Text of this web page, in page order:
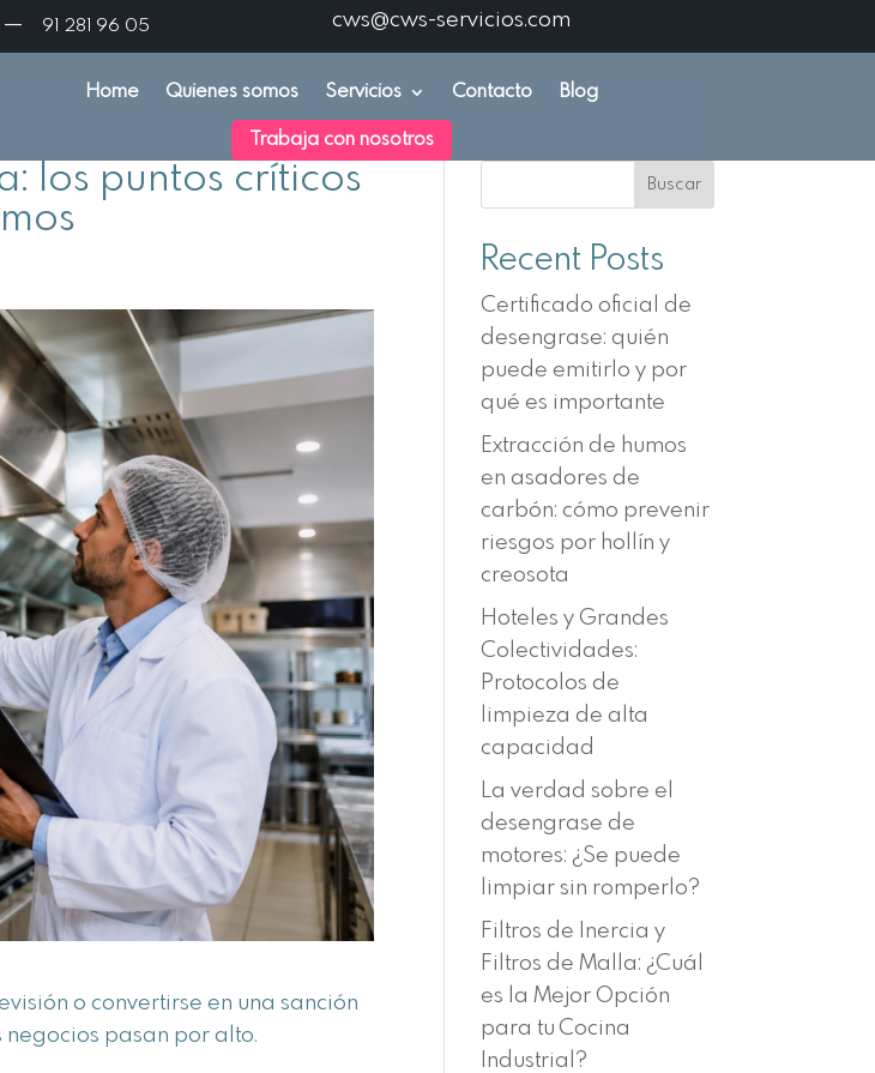
91 281 96 05 cws@cws-servicios.com
Home Quienes somos Servicios Contacto Blog
Trabaja con nosotros
los puntos críticos
o convertirse en una sanción
negocios pasan por alto.
Buscar
Recent Posts
Certificado oficial de
desengrase: quién
puede emitirlo y por
qué es importante
Extracción de humos
en asadores de
carbón: cómo prevenir
riesgos por hollín y
creosota
Hoteles y Grandes
Colectividades:
Protocolos de
limpieza de alta
capacidad
La verdad sobre el
desengrase de
motores: ¿Se puede
limpiar sin romperlo?
Filtros de Inercia y
Filtros de Malla: ¿Cuál
es la Mejor Opción
para tu Cocina
Industrial?